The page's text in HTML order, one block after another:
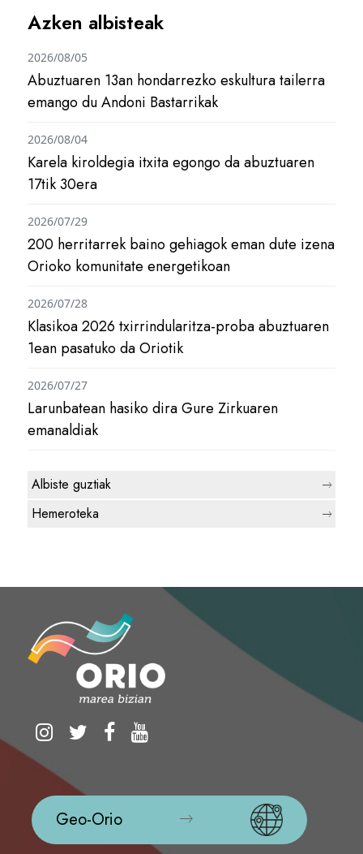
Azken albisteak
Abuztuaren 13an hondarrezko eskultura tailerra
emango du Andoni Bastarrikak
2026/08/05
Karela kiroldegia itxita egongo da abuztuaren
17tik 30era
2026/08/04
200 herritarrek baino gehiagok eman dute izena
Orioko komunitate energetikoan
2026/07/29
Klasikoa 2026 txirrindularitza-proba abuztuaren
1ean pasatuko da Oriotik
2026/07/28
Larunbatean hasiko dira Gure Zirkuaren
emanaldiak
2026/07/27
Albiste guztiak
Hemeroteka
Geo-Orio